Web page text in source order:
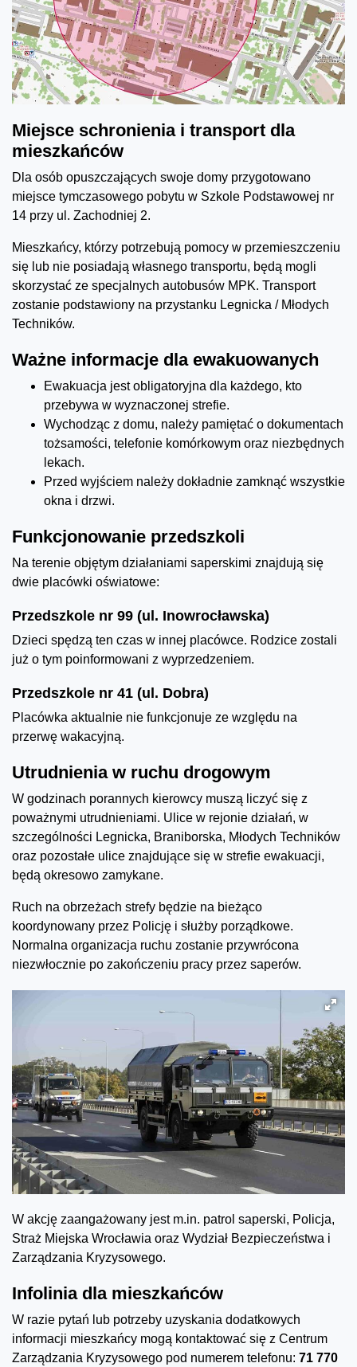
Miejsce schronienia i transport dla
mieszkańców
Dla osób opuszczających swoje domy przygotowano
miejsce tymczasowego pobytu w Szkole Podstawowej nr
14 przy ul. Zachodniej 2.
Mieszkańcy, którzy potrzebują pomocy w przemieszczeniu
się lub nie posiadają własnego transportu, będą mogli
skorzystać ze specjalnych autobusów MPK. Transport
zostanie podstawiony na przystanku Legnicka / Młodych
Techników.
Ważne informacje dla ewakuowanych
Ewakuacja jest obligatoryjna dla każdego, kto
przebywa w wyznaczonej strefie.
Wychodząc z domu, należy pamiętać o dokumentach
tożsamości, telefonie komórkowym oraz niezbędnych
lekach.
Przed wyjściem należy dokładnie zamknąć wszystkie
okna i drzwi.
Funkcjonowanie przedszkoli
Na terenie objętym działaniami saperskimi znajdują się
dwie placówki oświatowe:
Przedszkole nr 99 (ul. Inowrocławska)
Dzieci spędzą ten czas w innej placówce. Rodzice zostali
już o tym poinformowani z wyprzedzeniem.
Przedszkole nr 41 (ul. Dobra)
Placówka aktualnie nie funkcjonuje ze względu na
przerwę wakacyjną.
Utrudnienia w ruchu drogowym
W godzinach porannych kierowcy muszą liczyć się z
poważnymi utrudnieniami. Ulice w rejonie działań, w
szczególności Legnicka, Braniborska, Młodych Techników
oraz pozostałe ulice znajdujące się w strefie ewakuacji,
będą okresowo zamykane.
Ruch na obrzeżach strefy będzie na bieżąco
koordynowany przez Policję i służby porządkowe.
Normalna organizacja ruchu zostanie przywrócona
niezwłocznie po zakończeniu pracy przez saperów.
W akcję zaangażowany jest m.in. patrol saperski, Policja,
Straż Miejska Wrocławia oraz Wydział Bezpieczeństwa i
Zarządzania Kryzysowego.
Infolinia dla mieszkańców
W razie pytań lub potrzeby uzyskania dodatkowych
informacji mieszkańcy mogą kontaktować się z Centrum
Zarządzania Kryzysowego pod numerem telefonu: 71 770